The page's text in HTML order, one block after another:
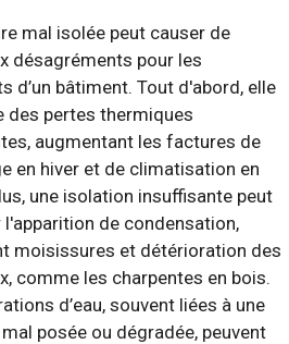
mal isolée peut causer de
désagréments pour les
d’un bâtiment. Tout d'abord, elle
des pertes thermiques
augmentant les factures de
en hiver et de climatisation en
une isolation insuffisante peut
de condensation,
moisissures et détérioration des
comme les charpentes en bois.
d’eau, souvent liées à une
posée ou dégradée, peuvent